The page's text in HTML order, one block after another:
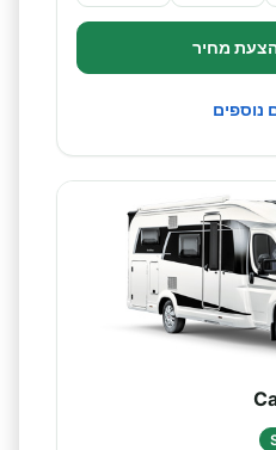
מחיר
נוספים